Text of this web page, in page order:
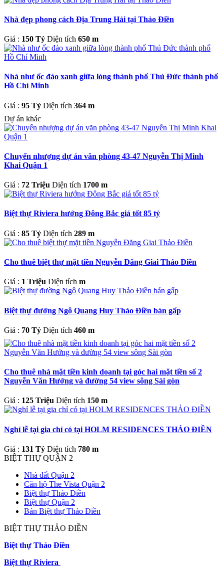
Nhà đẹp phong cách Địa Trung Hải tại Thảo Điền
Giá : 150 Tỷ Diện tích 650 m
Nhà như ốc đảo xanh giữa lòng thành phố Thủ Đức thành phố
Hồ Chí Minh
Giá : 95 Tỷ Diện tích 364 m
Dự án khác
Chuyển nhượng dự án văn phòng 43-47 Nguyễn Thị Minh
Khai Quận 1
Giá : 72 Triệu Diện tích 1700 m
Biệt thự Riviera hướng Đông Bắc giá tốt 85 tỷ
Giá : 85 Tỷ Diện tích 289 m
Cho thuê biệt thự mặt tiền Nguyễn Đăng Giai Thảo Điền
Giá : 1 Triệu Diện tích m
Biệt thự đường Ngô Quang Huy Thảo Điền bán gấp
Giá : 70 Tỷ Diện tích 460 m
Cho thuê nhà mặt tiền kinh doanh tại góc hai mặt tiền số 2
Nguyễn Văn Hưởng và đường 54 view sông Sài gòn
Giá : 125 Triệu Diện tích 150 m
Nghỉ lễ tại gia chỉ có tại HOLM RESIDENCES THẢO ĐIỀN
Giá : 131 Tỷ Diện tích 780 m
BIỆT THỰ QUẬN 2
Nhà đất Quận 2
Căn hộ The Vista Quận 2
Biệt thự Thảo Điền
Biệt thự Quận 2
Bán Biệt thự Thảo Điền
BIỆT THỰ THẢO ĐIỀN
Biệt thự Thảo Điền
Biệt thự Riviera